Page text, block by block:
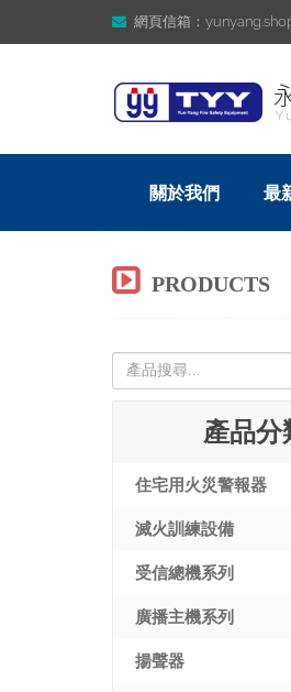
網頁信箱：
關於我們 最
PRODUCTS
產品分
住宅用火災警報器
滅火訓練設備
受信總機系列
廣播主機系列
揚聲器